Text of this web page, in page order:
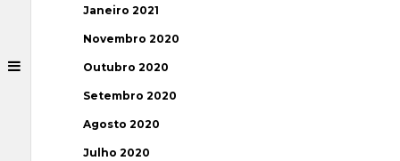
Janeiro 2021
Novembro 2020
Outubro 2020
Setembro 2020
Agosto 2020
Julho 2020